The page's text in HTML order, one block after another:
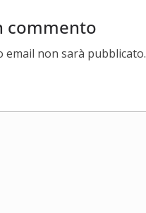
commento
email non sarà pubblicato.